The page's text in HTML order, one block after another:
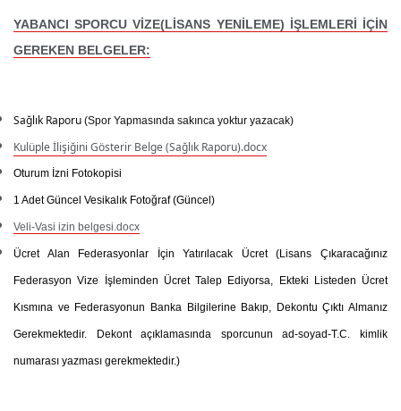
YABANCI SPORCU VİZE(LİSANS YENİLEME) İŞLEMLERİ İÇİN
GEREKEN BELGELER:
Sağlık Raporu (Spor Yapmasında sakınca yoktur yazacak)
Kulüple İlişiğini Gösterir Belge (Sağlık Raporu).docx
Oturum İzni Fotokopisi
1 Adet Güncel Vesikalık Fotoğraf (Güncel)
Veli-Vasi izin belgesi.docx
Ücret Alan Federasyonlar İçin Yatırılacak Ücret(Lisans Çıkaracağınız
Federasyon Vize İşleminden Ücret Talep Ediyorsa, Ekteki Listeden Ücret
Kısmına ve Federasyonun Banka Bilgilerine Bakıp, Dekontu Çıktı Almanız
Gerekmektedir. Dekont açıklamasında sporcunun ad-soyad-T.C. kimlik
numarası yazması gerekmektedir.)